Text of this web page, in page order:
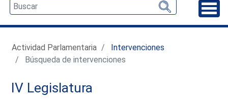
Actividad Parlamentaria
Intervenciones
Búsqueda de intervenciones
IV Legislatura